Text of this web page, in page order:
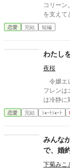
コリーン
を支えて
誰にも何も告
は獣人が
に連れ去
のウィ
少しずつ
に対して
6話
恋愛 完結 短編
わたし
夜桜
令嬢エ
フレンは
は冷静に
載
恋愛 完結 ｼｮｰﾄｼｮｰﾄ
みんな
で、婚
下菊みこ